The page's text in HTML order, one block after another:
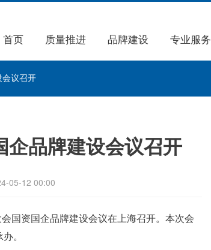
首页 质量推进 品牌建设 专业服务
议召开
品牌建设会议召开
05-12 00:00
国资国企品牌建设会议在上海召开。本次会
。